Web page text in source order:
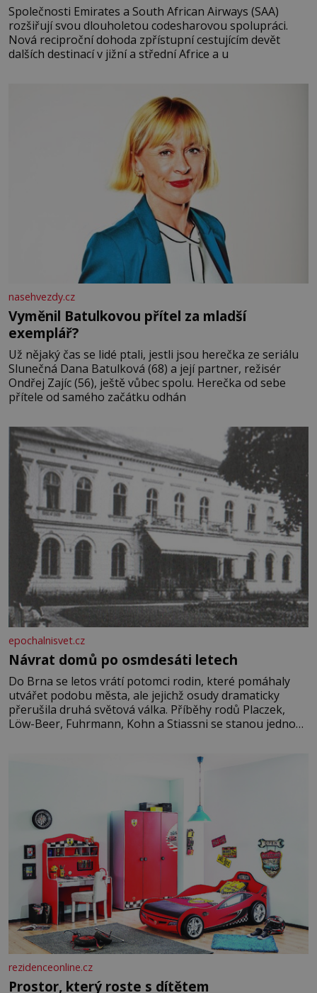
Společnosti Emirates a South African Airways (SAA)
rozšiřují svou dlouholetou codesharovou spolupráci.
Nová reciproční dohoda zpřístupní cestujícím devět
dalších destinací v jižní a střední Africe a u
nasehvezdy.cz
Vyměnil Batulkovou přítel za mladší
exemplář?
Už nějaký čas se lidé ptali, jestli jsou herečka ze seriálu
Slunečná Dana Batulková (68) a její partner, režisér
Ondřej Zajíc (56), ještě vůbec spolu. Herečka od sebe
přítele od samého začátku odhán
epochalnisvet.cz
Návrat domů po osmdesáti letech
Do Brna se letos vrátí potomci rodin, které pomáhaly
utvářet podobu města, ale jejichž osudy dramaticky
přerušila druhá světová válka. Příběhy rodů Placzek,
Löw-Beer, Fuhrmann, Kohn a Stiassni se stanou jednou
jednoduché. Místa, která si člověk pamatuje z rodinných
rezidenceonline.cz
Prostor, který roste s dítětem